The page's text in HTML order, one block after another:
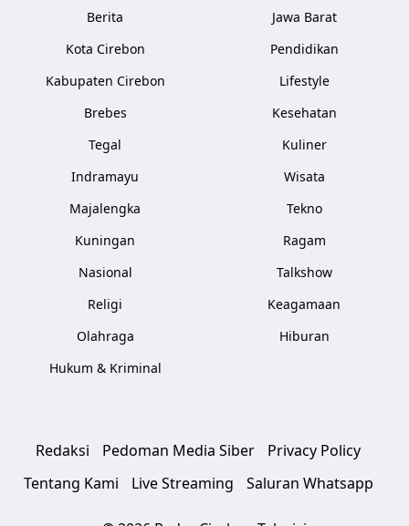
Berita
Kota Cirebon
Kabupaten Cirebon
Brebes
Tegal
Indramayu
Majalengka
Kuningan
Nasional
Religi
Olahraga
Hukum & Kriminal
Jawa Barat
Pendidikan
Lifestyle
Kesehatan
Kuliner
Wisata
Tekno
Ragam
Talkshow
Keagamaan
Hiburan
Redaksi Pedoman Media Siber
Privacy Policy
Tentang Kami
Live Streaming Saluran Whatsapp